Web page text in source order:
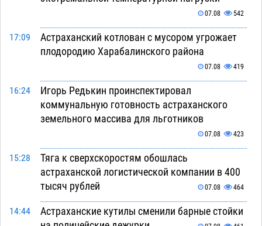
07.08 542
17:09
Астраханский котлован с мусором угрожает
плодородию Харабалинского района
07.08 419
16:24
Игорь Редькин проинспектировал
коммунальную готовность астраханского
земельного массива для льготников
07.08 423
15:28
Тяга к сверхскоростям обошлась
астраханской логистической компании в 400
тысяч рублей
07.08 464
14:44
Астраханские кутилы сменили барные стойки